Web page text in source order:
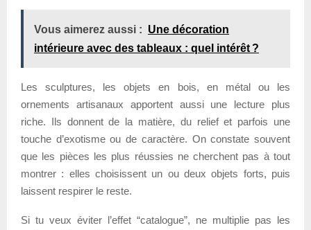
Vous aimerez aussi : Une décoration
intérieure avec des tableaux : quel intérêt ?
Les sculptures, les objets en bois, en métal ou les
ornements artisanaux apportent aussi une lecture plus
riche. Ils donnent de la matière, du relief et parfois une
touche d’exotisme ou de caractère. On constate souvent
que les pièces les plus réussies ne cherchent pas à tout
montrer : elles choisissent un ou deux objets forts, puis
laissent respirer le reste.
Si tu veux éviter l’effet “catalogue”, ne multiplie pas les